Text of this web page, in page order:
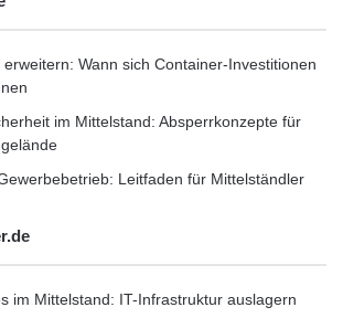
und daraus eine TAN generiert.
eignet sich diese
Smartphone-Nutzer müssen
trüben die Freude an
Wann sich Container-Investitionen
im Mittelstand: Absperrkonzepte für
Leitfaden für Mittelständler
im Mittelstand: IT-Infrastruktur auslagern